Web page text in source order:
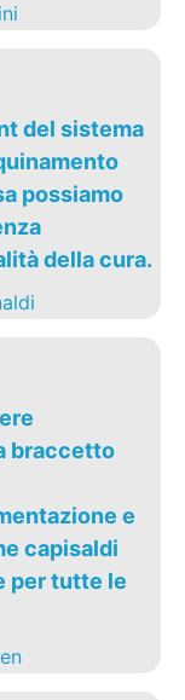
del sistema
possiamo
della cura.
braccetto
e
capisaldi
per tutte le